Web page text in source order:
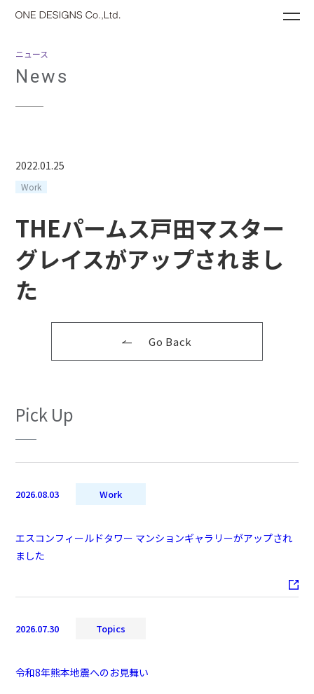
ニュース
News
2022.01.25
Work
THEパームス戸田マスター
グレイスがアップされまし
た
Go Back
Pick Up
2026.08.03 Work
エスコンフィールドタワー マンションギャラリーがアップされ
ました
2026.07.30 Topics
令和8年熊本地震へのお見舞い